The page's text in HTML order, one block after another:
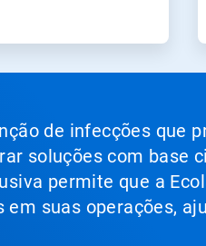
de infecções que
soluções com base
permite que a
suas operações,